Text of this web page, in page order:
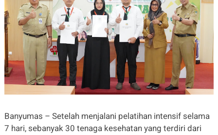
Banyumas – Setelah menjalani pelatihan intensif selama
7 hari, sebanyak 30 tenaga kesehatan yang terdiri dari